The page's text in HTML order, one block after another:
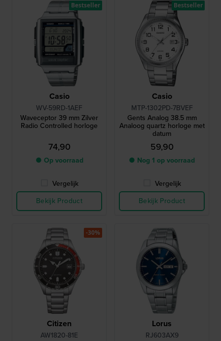
Casio
WV-59RD-1AEF
Waveceptor 39 mm Zilver
Radio Controlled horloge
74,90
● Op voorraad
Vergelijk
Bekijk Product
Bestseller
Casio
MTP-1302PD-7BVEF
Gents Analog 38.5 mm
Analoog quartz horloge met
datum
59,90
● Nog 1 op voorraad
Vergelijk
Bekijk Product
Bestseller
Citizen
AW1820-81E
-30%
Lorus
RJ603AX9